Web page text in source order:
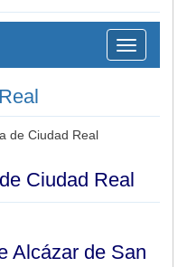
Toggle
navigation
de Ciudad Real
Ciudad Real
Alcázar de San